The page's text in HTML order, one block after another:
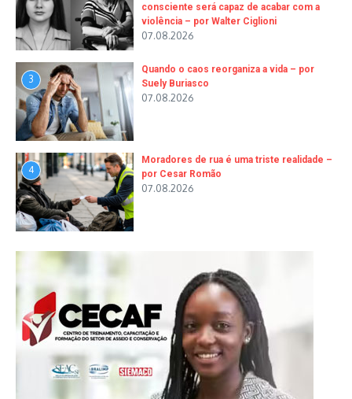
consciente será capaz de acabar com a
violência – por Walter Ciglioni
07.08.2026
3
Quando o caos reorganiza a vida – por
Suely Buriasco
07.08.2026
4
Moradores de rua é uma triste realidade –
por Cesar Romão
07.08.2026